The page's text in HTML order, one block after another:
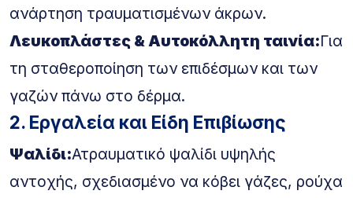
ανάρτηση τραυματισμένων άκρων.
Λευκοπλάστες & Αυτοκόλλητη ταινία:Για
τη σταθεροποίηση των επιδέσμων και των
γαζών πάνω στο δέρμα.
2. Εργαλεία και Είδη Επιβίωσης
Ψαλίδι:Ατραυματικό ψαλίδι υψηλής
αντοχής, σχεδιασμένο να κόβει γάζες, ρούχα